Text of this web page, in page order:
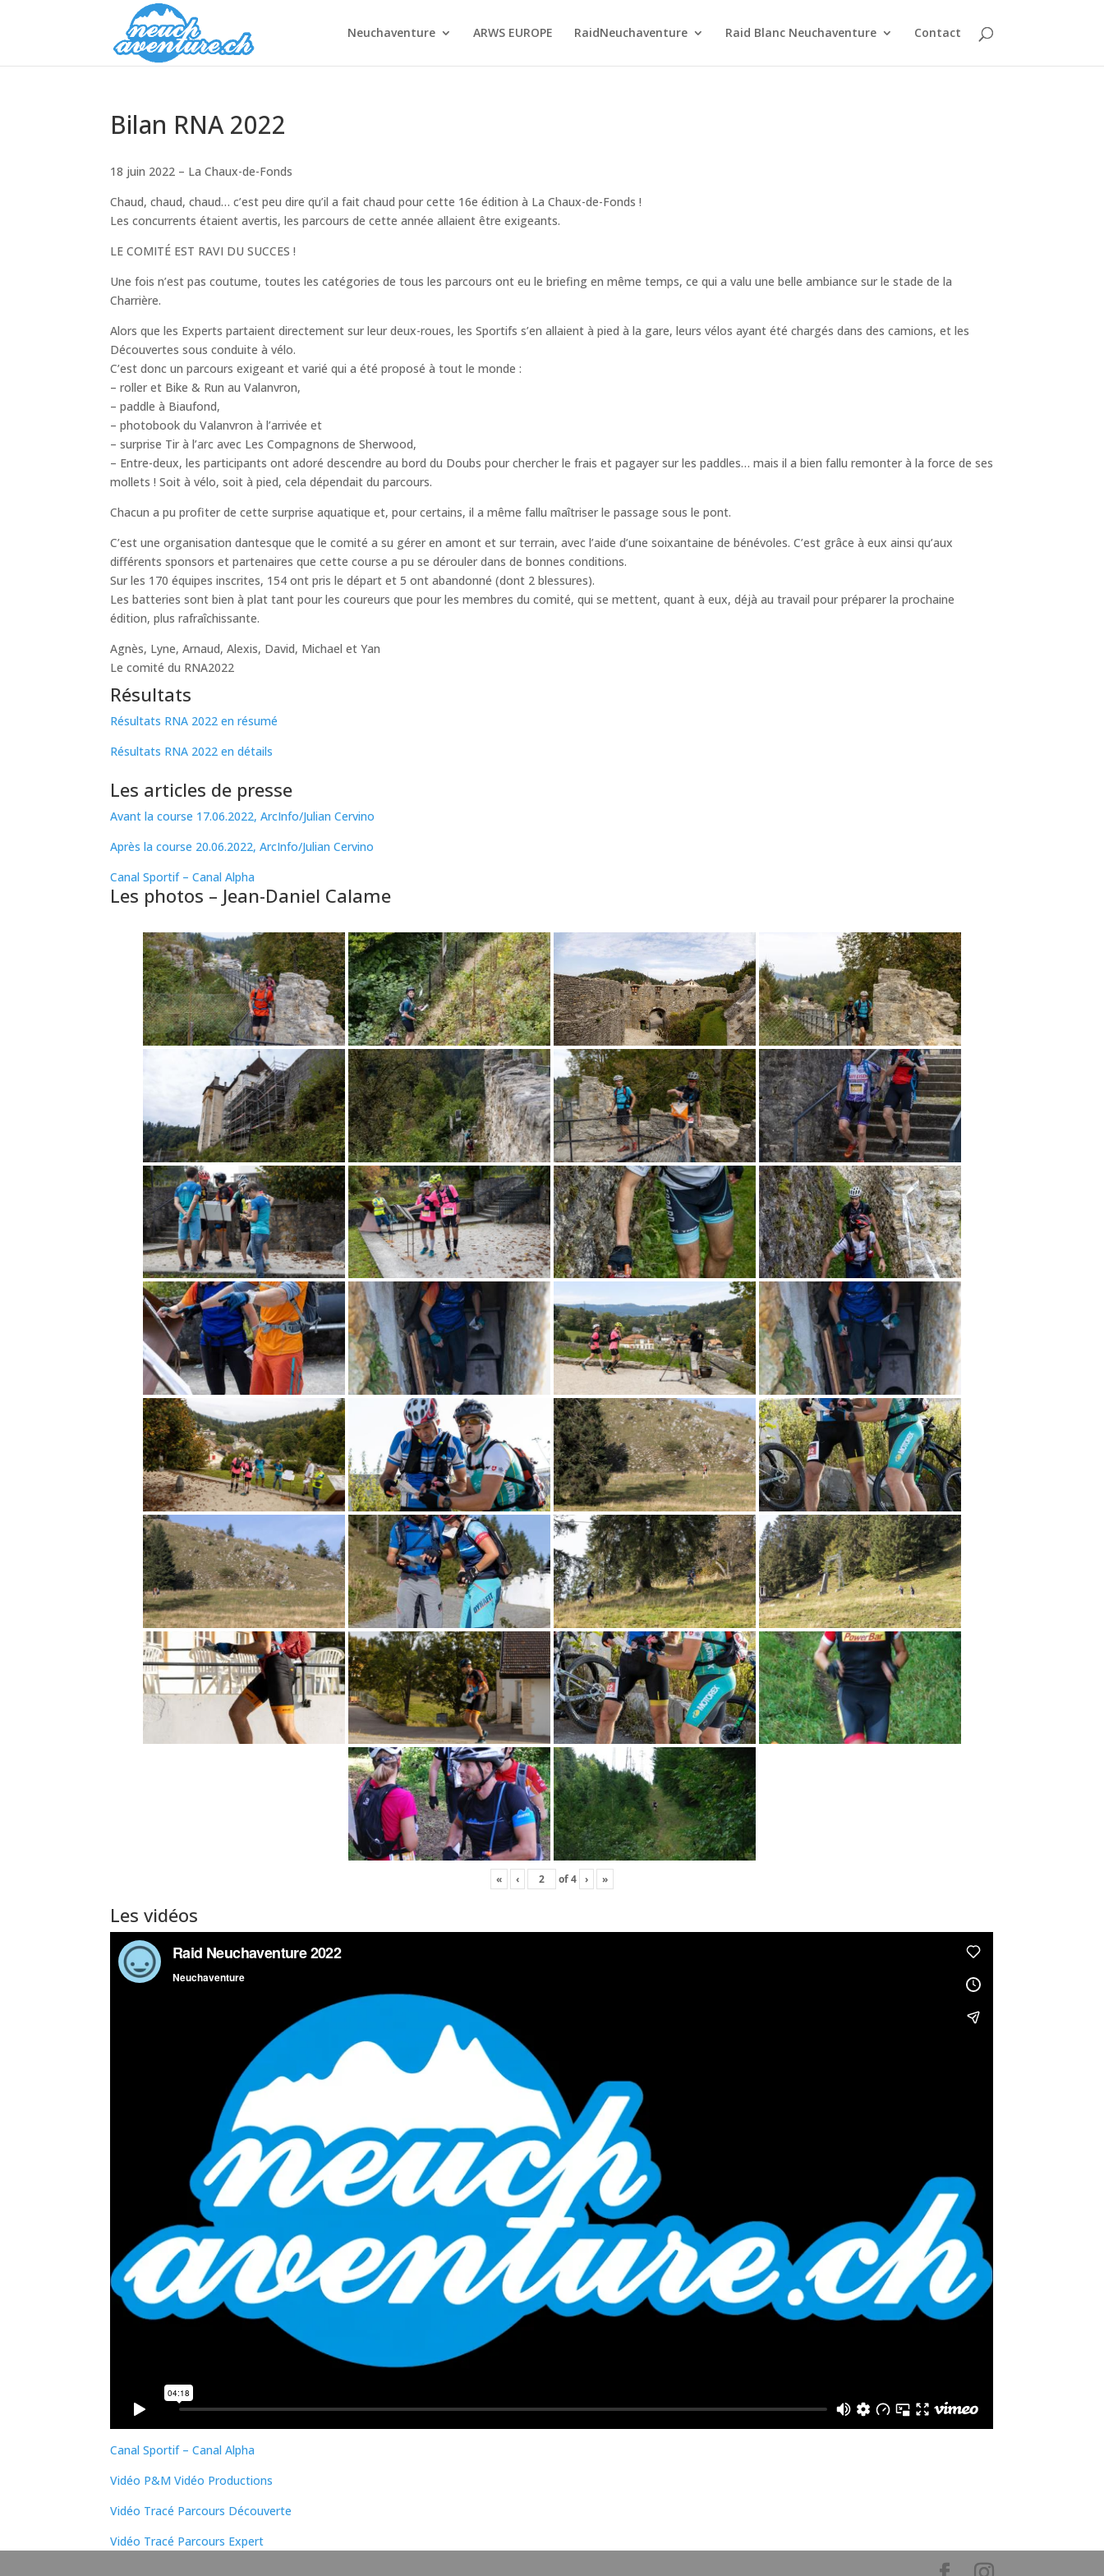
Neuchaventure ARWS EUROPE RaidNeuchaventure Raid Blanc Neuchaventure Contact
Bilan RNA 2022
18 juin 2022 – La Chaux-de-Fonds
Chaud, chaud, chaud… c’est peu dire qu’il a fait chaud pour cette 16e édition à La Chaux-de-Fonds !
Les concurrents étaient avertis, les parcours de cette année allaient être exigeants.
LE COMITÉ EST RAVI DU SUCCES !
Une fois n’est pas coutume, toutes les catégories de tous les parcours ont eu le briefing en même temps, ce qui a valu une belle ambiance sur le stade de la
Charrière.
Alors que les Experts partaient directement sur leur deux-roues, les Sportifs s’en allaient à pied à la gare, leurs vélos ayant été chargés dans des camions, et les
Découvertes sous conduite à vélo.
C’est donc un parcours exigeant et varié qui a été proposé à tout le monde :
– roller et Bike & Run au Valanvron,
– paddle à Biaufond,
– photobook du Valanvron à l’arrivée et
– surprise Tir à l’arc avec Les Compagnons de Sherwood,
– Entre-deux, les participants ont adoré descendre au bord du Doubs pour chercher le frais et pagayer sur les paddles… mais il a bien fallu remonter à la force de ses
mollets ! Soit à vélo, soit à pied, cela dépendait du parcours.
Chacun a pu profiter de cette surprise aquatique et, pour certains, il a même fallu maîtriser le passage sous le pont.
C’est une organisation dantesque que le comité a su gérer en amont et sur terrain, avec l’aide d’une soixantaine de bénévoles. C’est grâce à eux ainsi qu’aux
différents sponsors et partenaires que cette course a pu se dérouler dans de bonnes conditions.
Sur les 170 équipes inscrites, 154 ont pris le départ et 5 ont abandonné (dont 2 blessures).
Les batteries sont bien à plat tant pour les coureurs que pour les membres du comité, qui se mettent, quant à eux, déjà au travail pour préparer la prochaine
édition, plus rafraîchissante.
Agnès, Lyne, Arnaud, Alexis, David, Michael et Yan
Le comité du RNA2022
Résultats
Résultats RNA 2022 en résumé
Résultats RNA 2022 en détails
Les articles de presse
Avant la course 17.06.2022, ArcInfo/Julian Cervino
Après la course 20.06.2022, ArcInfo/Julian Cervino
Canal Sportif – Canal Alpha
Les photos – Jean-Daniel Calame
« ‹ of4 › »
Les vidéos
Canal Sportif – Canal Alpha
Vidéo P&M Vidéo Productions
Vidéo Tracé Parcours Découverte
Vidéo Tracé Parcours Expert